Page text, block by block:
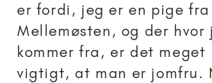
er fordi, jeg er en pige fra
Mellemøsten, og der hvor
kommer fra, er det meget
vigtigt, at man er jomfru.